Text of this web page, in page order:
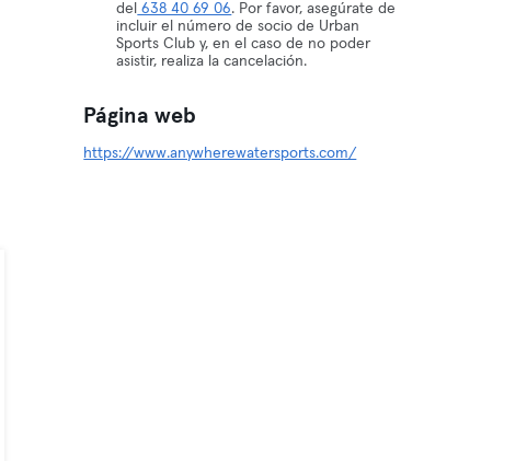
del 638 40 69 06. Por favor, asegúrate de
incluir el número de socio de Urban
Sports Club y, en el caso de no poder
asistir, realiza la cancelación.
Página web
https://www.anywherewatersports.com/